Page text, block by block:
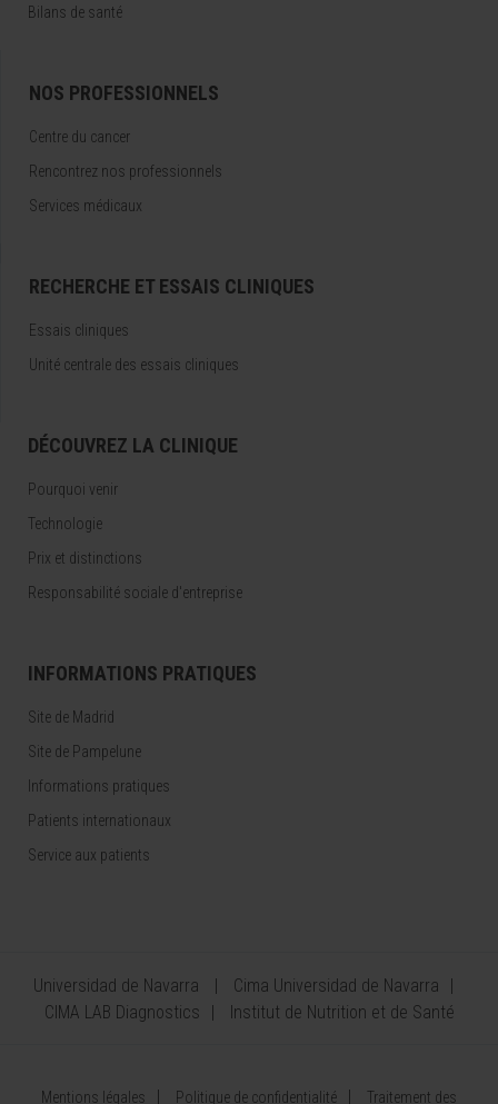
Bilans de santé
NOS PROFESSIONNELS
Centre du cancer
Rencontrez nos professionnels
Services médicaux
RECHERCHE ET ESSAIS CLINIQUES
Essais cliniques
Unité centrale des essais cliniques
DÉCOUVREZ LA CLINIQUE
Pourquoi venir
Technologie
Prix et distinctions
Responsabilité sociale d'entreprise
INFORMATIONS PRATIQUES
Site de Madrid
Site de Pampelune
Informations pratiques
Patients internationaux
Service aux patients
Universidad de Navarra
Cima Universidad de Navarra
CIMA LAB Diagnostics
Institut de Nutrition et de Santé
Mentions légales Politique de confidentialité Traitement des